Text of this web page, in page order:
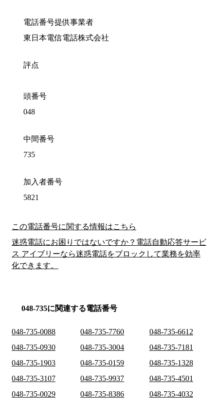
電話番号提供事業者
東日本電信電話株式会社
評点
頭番号
048
中間番号
735
加入者番号
5821
この電話番号に関する情報はこちら
迷惑電話にお困りではないですか？電話自動応答サービ
ス アイブリーなら迷惑電話をブロックして業務を効率
化できます。
048-735に関連する電話番号
048-735-0088 048-735-7760
048-735-6612
048-735-0930
048-735-3004
048-735-7181
048-735-1903
048-735-0159
048-735-1328
048-735-3107
048-735-9937
048-735-4501
048-735-0029
048-735-8386 048-735-4032